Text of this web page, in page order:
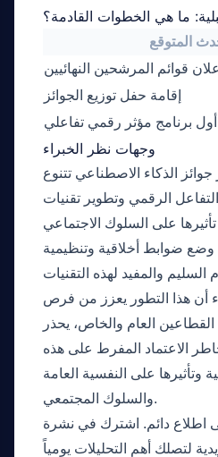
المتوقع
إعلان قوائم المرشحين النهائيين
إقامة حفل توزيع الجوائز
برنامج مؤثر رقمي تفاعلي
وجهات نظر الخبراء
جوائز الذكاء الاصطناعي تتنوع
التفاعل الرقمي وتطوير تقنيات
على السلوك الاجتماعي
ضوابط أخلاقية وتنظيمية
أن هذا التطور يعزز من فرص
القطاعين العام والخاص، يحذر
الاعتماد المفرط على هذه
وتأثيرها على النفسية العامة
والسلوك المجتمعي.